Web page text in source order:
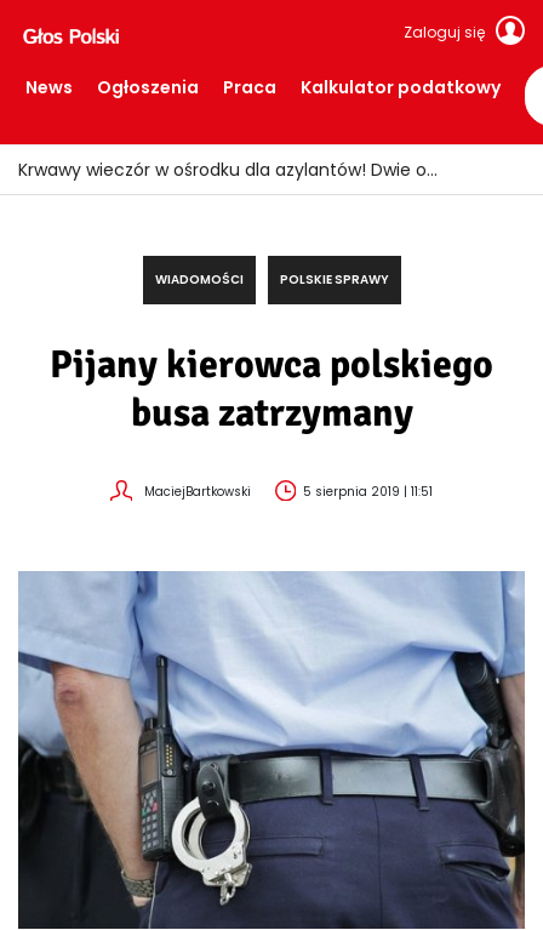
Zaloguj się
News Ogłoszenia Praca Kalkulator podatkowy
Polacy w Holandii mogą dostać setki euro na dzieci! Wiele rodzin nie zna tych świadczeń
WIADOMOŚCI POLSKIE SPRAWY
Pijany kierowca polskiego
busa zatrzymany
MaciejBartkowski 5 sierpnia 2019 | 11:51